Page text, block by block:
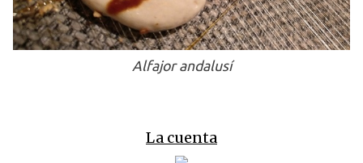
Alfajor andalusí
La cuenta